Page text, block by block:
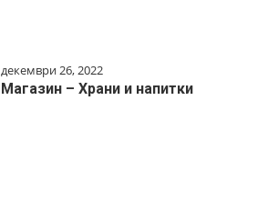
декември 26, 2022
Магазин – Храни и напитки